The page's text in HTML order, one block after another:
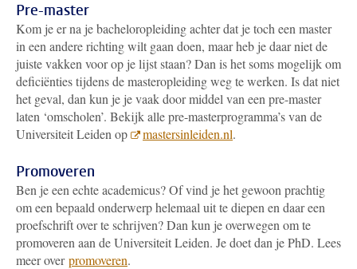
Pre-master
Kom je er na je bacheloropleiding achter dat je toch een master
in een andere richting wilt gaan doen, maar heb je daar niet de
juiste vakken voor op je lijst staan? Dan is het soms mogelijk om
deficiënties tijdens de masteropleiding weg te werken. Is dat niet
het geval, dan kun je je vaak door middel van een pre-master
laten ‘omscholen’. Bekijk alle pre-masterprogramma’s van de
Universiteit Leiden op
mastersinleiden.nl.
Promoveren
Ben je een echte academicus? Of vind je het gewoon prachtig
om een bepaald onderwerp helemaal uit te diepen en daar een
proefschrift over te schrijven? Dan kun je overwegen om te
promoveren aan de Universiteit Leiden. Je doet dan je PhD. Lees
meer overpromoveren.